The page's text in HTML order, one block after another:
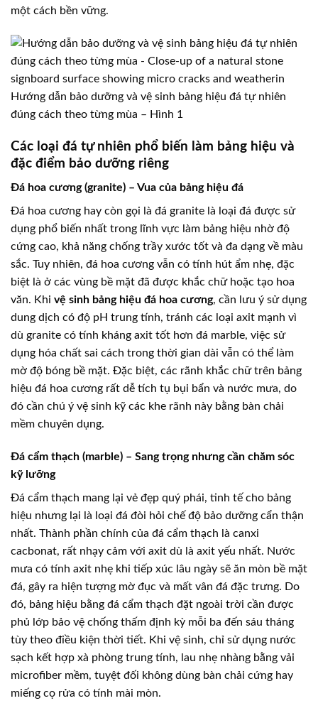
một cách bền vững.
Hướng dẫn bảo dưỡng và vệ sinh bảng hiệu đá tự nhiên
đúng cách theo từng mùa – Hình 1
Các loại đá tự nhiên phổ biến làm bảng hiệu và
đặc điểm bảo dưỡng riêng
Đá hoa cương (granite) – Vua của bảng hiệu đá
Đá hoa cương hay còn gọi là đá granite là loại đá được sử
dụng phổ biến nhất trong lĩnh vực làm bảng hiệu nhờ độ
cứng cao, khả năng chống trầy xước tốt và đa dạng về màu
sắc. Tuy nhiên, đá hoa cương vẫn có tính hút ẩm nhẹ, đặc
biệt là ở các vùng bề mặt đã được khắc chữ hoặc tạo hoa
văn. Khi vệ sinh bảng hiệu đá hoa cương, cần lưu ý sử dụng
dung dịch có độ pH trung tính, tránh các loại axit mạnh vì
dù granite có tính kháng axit tốt hơn đá marble, việc sử
dụng hóa chất sai cách trong thời gian dài vẫn có thể làm
mờ độ bóng bề mặt. Đặc biệt, các rãnh khắc chữ trên bảng
hiệu đá hoa cương rất dễ tích tụ bụi bẩn và nước mưa, do
đó cần chú ý vệ sinh kỹ các khe rãnh này bằng bàn chải
mềm chuyên dụng.
Đá cẩm thạch (marble) – Sang trọng nhưng cần chăm sóc
kỹ lưỡng
Đá cẩm thạch mang lại vẻ đẹp quý phái, tinh tế cho bảng
hiệu nhưng lại là loại đá đòi hỏi chế độ bảo dưỡng cẩn thận
nhất. Thành phần chính của đá cẩm thạch là canxi
cacbonat, rất nhạy cảm với axit dù là axit yếu nhất. Nước
mưa có tính axit nhẹ khi tiếp xúc lâu ngày sẽ ăn mòn bề mặt
đá, gây ra hiện tượng mờ đục và mất vân đá đặc trưng. Do
đó, bảng hiệu bằng đá cẩm thạch đặt ngoài trời cần được
phủ lớp bảo vệ chống thấm định kỳ mỗi ba đến sáu tháng
tùy theo điều kiện thời tiết. Khi vệ sinh, chỉ sử dụng nước
sạch kết hợp xà phòng trung tính, lau nhẹ nhàng bằng vải
microfiber mềm, tuyệt đối không dùng bàn chải cứng hay
miếng cọ rửa có tính mài mòn.